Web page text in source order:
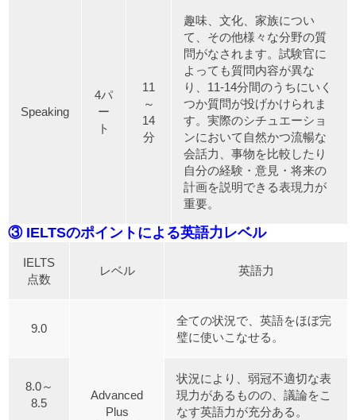
Speaking
4パ
ー
ト
11
～
14
分
趣味、文化、家族につい
て、その他様々な分野の質
問がなされます。試験官に
よっても質問内容が異な
り、11-14分間のうちにいく
つか質問が投げかけられま
す。実際のシチュエーショ
ンにおいて自然かつ流暢な
会話力、事物を比較したり
自分の経験・意見・将来の
計画を説明できる表現力が
重要。
③ IELTSのポイントによる英語力レベル
IELTS
点数
レベル 英語力
9.0
Advanced
Plus
全ての状況で、英語をほぼ完
璧に使いこなせる。
8.0～
8.5
状況により、弱冠不適切な表
現力があるものの、議論をこ
なす英語力が充分ある。